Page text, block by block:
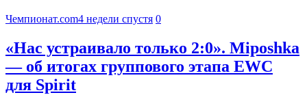
Чемпионат.com4 недели спустя 0
«Нас устраивало только 2:0». Miposhka
— об итогах группового этапа EWC
для Spirit